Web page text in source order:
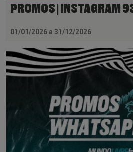
PROMOS | INSTAGRAM
01/01/2026 a 31/12/2026